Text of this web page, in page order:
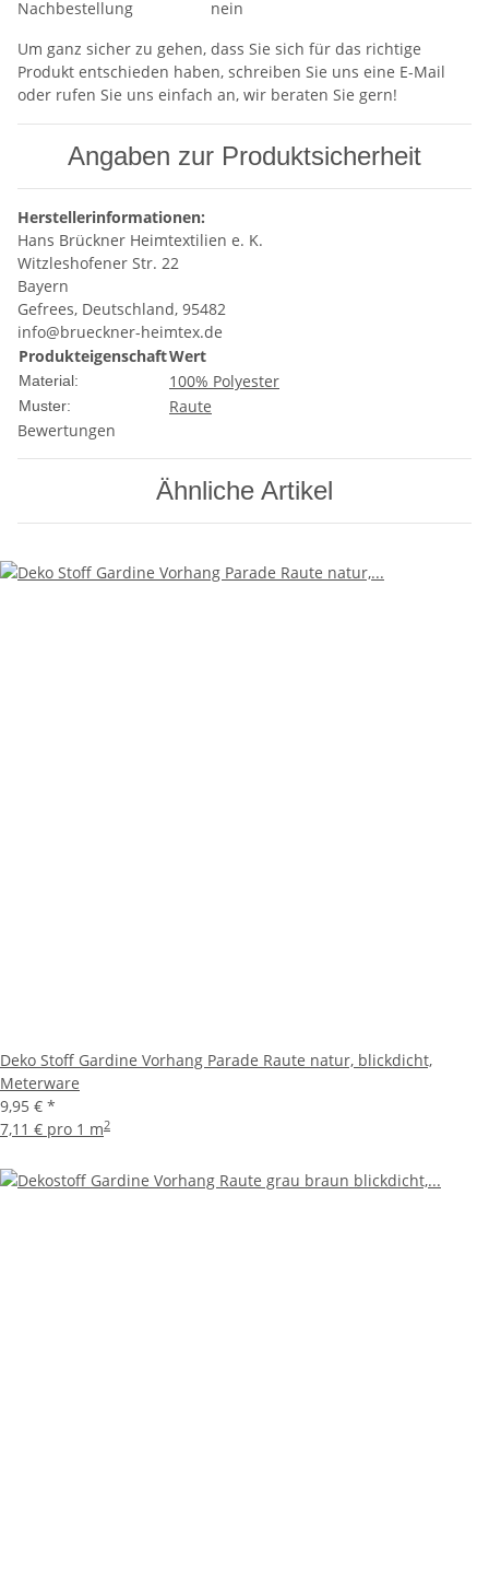
Nachbestellung
nein
Um ganz sicher zu gehen, dass Sie sich für das richtige
Produkt entschieden haben, schreiben Sie uns eine E-Mail
oder rufen Sie uns einfach an, wir beraten Sie gern!
Angaben zur Produktsicherheit
Herstellerinformationen:
Hans Brückner Heimtextilien e. K.
Witzleshofener Str. 22
Bayern
Gefrees, Deutschland, 95482
info@brueckner-heimtex.de
ProdukteigenschaftWert
Material: 100% Polyester
Muster:
Raute
Bewertungen
Ähnliche Artikel
Deko Stoff Gardine Vorhang Parade Raute natur, blickdicht,
Meterware
9,95 € *
7,11 € pro 1 m2